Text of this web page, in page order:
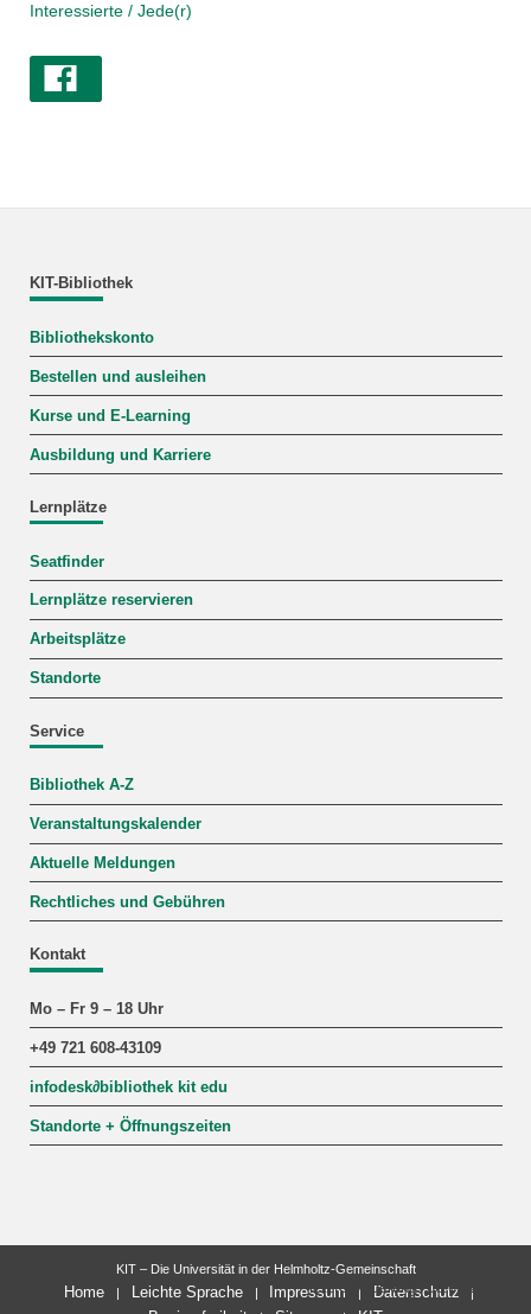
Interessierte / Jede(r)
KIT-Bibliothek
Bibliothekskonto
Bestellen und ausleihen
Kurse und E-Learning
Ausbildung und Karriere
Lernplätze
Seatfinder
Lernplätze reservieren
Arbeitsplätze
Standorte
Service
Bibliothek A-Z
Veranstaltungskalender
Aktuelle Meldungen
Rechtliches und Gebühren
Kontakt
Mo – Fr 9 – 18 Uhr
+49 721 608-43109
infodesk∂bibliothek kit edu
Standorte + Öffnungszeiten
letzte Änderung: 06.08.2026
KIT – Die Universität in der Helmholtz-Gemeinschaft
Home Leichte Sprache Impressum
Datenschutz